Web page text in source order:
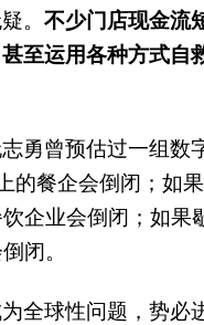
。 不少门店现金流
至运用各种方式自
勇曾预估过一组数
的餐企会倒闭；如
企业会倒闭；如果
闭。
全球性问题，势必